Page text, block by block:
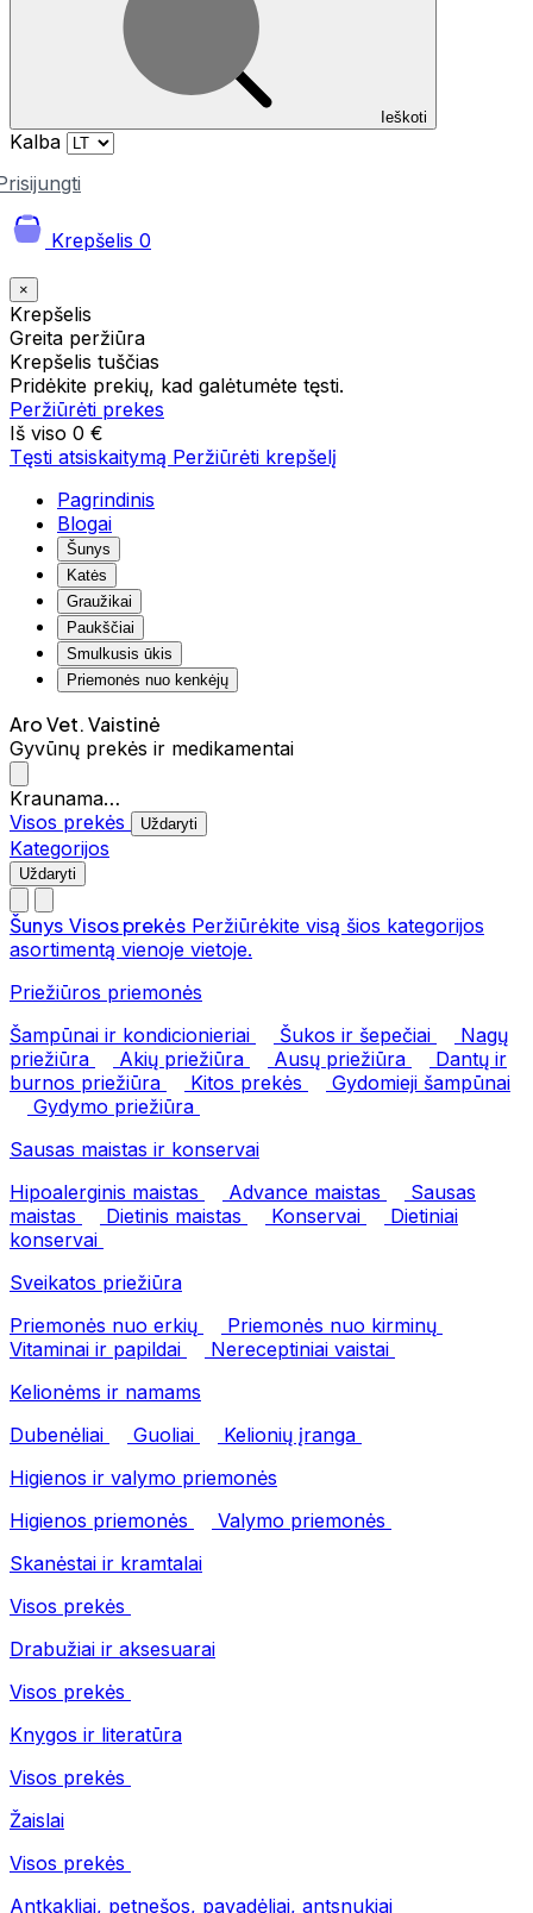
Ieškoti
Kalba
Krepšelis 0
×
Krepšelis
Greita peržiūra
Krepšelis tuščias
Pridėkite prekių, kad galėtumėte tęsti.
Peržiūrėti prekes
Iš viso 0 €
Tęsti atsiskaitymą Peržiūrėti krepšelį
Pagrindinis
Blogai
Šunys
Katės
Graužikai
Paukščiai
Smulkusis ūkis
Priemonės nuo kenkėjų
Aro Vet. Vaistinė
Gyvūnų prekės ir medikamentai
Kraunama…
Visos prekės
Uždaryti
Kategorijos
Uždaryti
Šunys Visos prekės Peržiūrėkite visą šios kategorijos
asortimentą vienoje vietoje.
Priežiūros priemonės
Šampūnai ir kondicionieriai
Šukos ir šepečiai
Nagų
priežiūra
Akių priežiūra Ausų priežiūra
Dantų ir
burnos priežiūra
Kitos prekės
Gydomieji šampūnai
Gydymo priežiūra
Sausas maistas ir konservai
Hipoalerginis maistas
Advance maistas
Sausas
maistas
Dietinis maistas Konservai
Dietiniai
konservai
Sveikatos priežiūra
Priemonės nuo erkių
Priemonės nuo kirminų
Vitaminai ir papildai
Nereceptiniai vaistai
Kelionėms ir namams
Dubenėliai
Guoliai
Kelionių įranga
Higienos ir valymo priemonės
Higienos priemonės
Valymo priemonės
Skanėstai ir kramtalai
Visos prekės
Drabužiai ir aksesuarai
Visos prekės
Knygos ir literatūra
Visos prekės
Žaislai
Visos prekės
Antkakliai, petnešos, pavadėliai, antsnukiai